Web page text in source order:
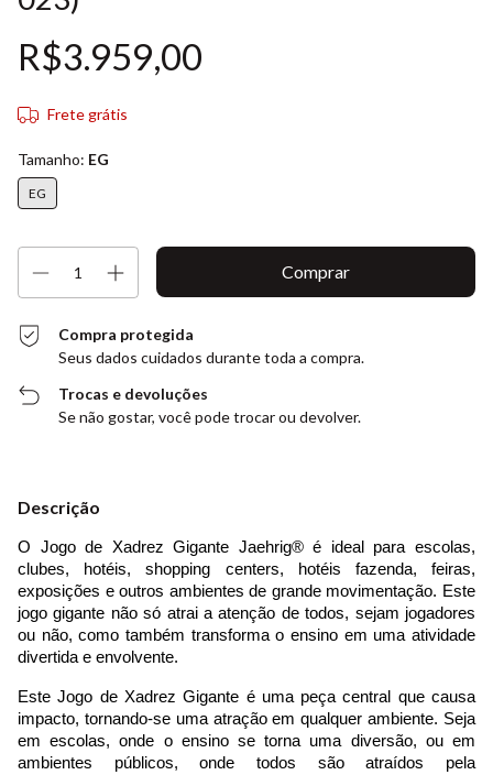
R$3.959,00
Frete grátis
Tamanho: EG
EG
Compra protegida
Seus dados cuidados durante toda a compra.
Trocas e devoluções
Se não gostar, você pode trocar ou devolver.
Descrição
O Jogo de Xadrez Gigante Jaehrig® é ideal para escolas,
clubes, hotéis, shopping centers, hotéis fazenda, feiras,
exposições e outros ambientes de grande movimentação. Este
jogo gigante não só atrai a atenção de todos, sejam jogadores
ou não, como também transforma o ensino em uma atividade
divertida e envolvente.
Este Jogo de Xadrez Gigante é uma peça central que causa
impacto, tornando-se uma atração em qualquer ambiente. Seja
em escolas, onde o ensino se torna uma diversão, ou em
ambientes públicos, onde todos são atraídos pela